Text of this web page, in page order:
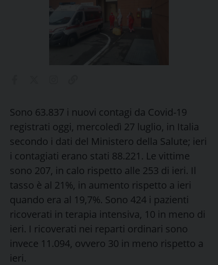
Sono 63.837 i nuovi contagi da Covid-19
registrati oggi, mercoledì 27 luglio, in Italia
secondo i dati del Ministero della Salute; ieri
i contagiati erano stati 88.221. Le vittime
sono 207, in calo rispetto alle 253 di ieri. Il
tasso è al 21%, in aumento rispetto a ieri
quando era al 19,7%. Sono 424 i pazienti
ricoverati in terapia intensiva, 10 in meno di
ieri. I ricoverati nei reparti ordinari sono
invece 11.094, ovvero 30 in meno rispetto a
ieri.